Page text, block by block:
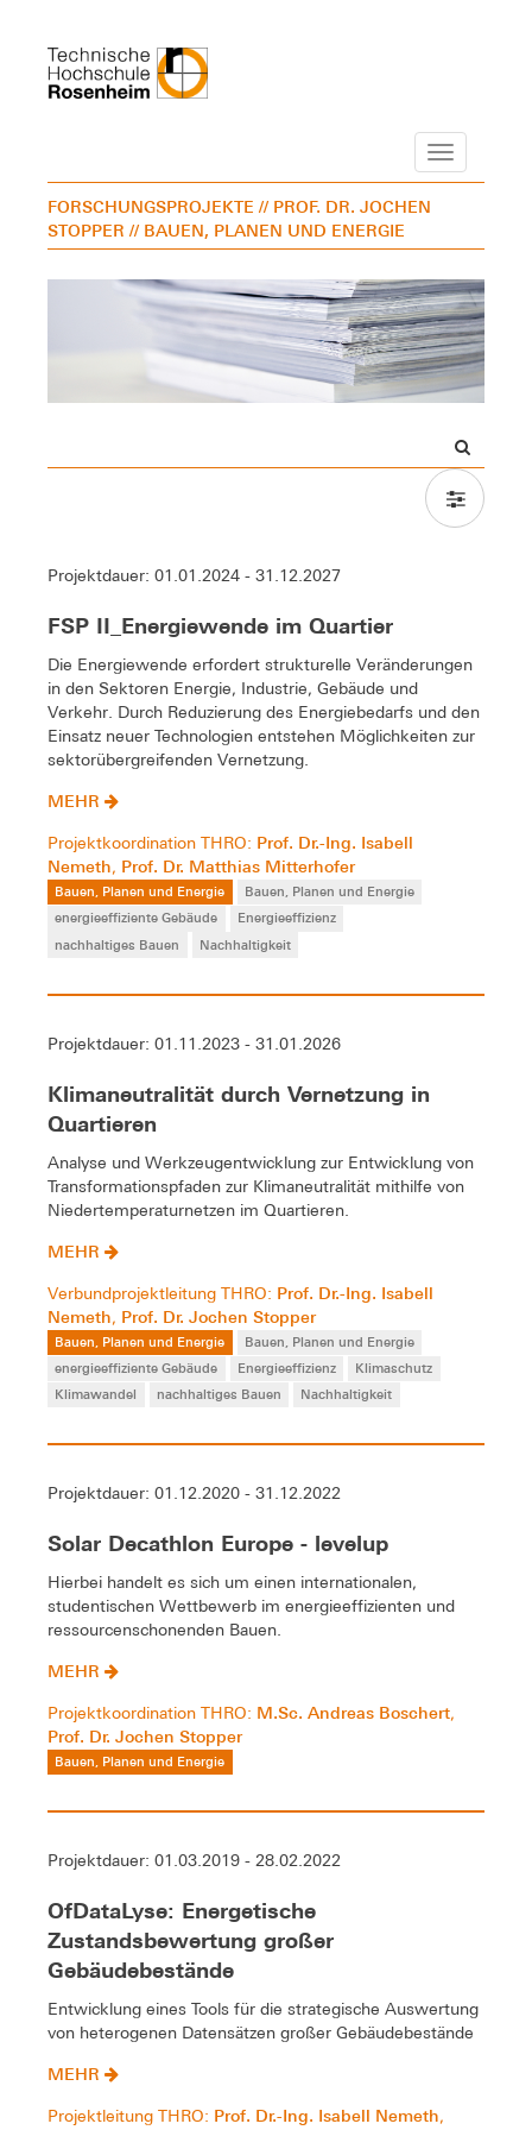
Navigation
FORSCHUNGSPROJEKTE // PROF. DR. JOCHEN
STOPPER // BAUEN, PLANEN UND ENERGIE
Projektdauer: 01.01.2024 - 31.12.2027
FSP II_Energiewende im Quartier
Die Energiewende erfordert strukturelle Veränderungen
in den Sektoren Energie, Industrie, Gebäude und
Verkehr. Durch Reduzierung des Energiebedarfs und den
Einsatz neuer Technologien entstehen Möglichkeiten zur
sektorübergreifenden Vernetzung.
MEHR
Projektkoordination THRO: Prof. Dr.-Ing. Isabell
Nemeth, Prof. Dr. Matthias Mitterhofer
Bauen, Planen und Energie
Bauen, Planen und Energie
energieeffiziente Gebäude
Energieeffizienz
nachhaltiges Bauen
Nachhaltigkeit
Projektdauer: 01.11.2023 - 31.01.2026
Klimaneutralität durch Vernetzung in
Quartieren
Analyse und Werkzeugentwicklung zur Entwicklung von
Transformationspfaden zur Klimaneutralität mithilfe von
Niedertemperaturnetzen im Quartieren.
MEHR
Verbundprojektleitung THRO: Prof. Dr.-Ing. Isabell
Nemeth, Prof. Dr. Jochen Stopper
Bauen, Planen und Energie
Bauen, Planen und Energie
energieeffiziente Gebäude
Energieeffizienz
Klimaschutz
Klimawandel
nachhaltiges Bauen Nachhaltigkeit
Projektdauer: 01.12.2020 - 31.12.2022
Solar Decathlon Europe - levelup
Hierbei handelt es sich um einen internationalen,
studentischen Wettbewerb im energieeffizienten und
ressourcenschonenden Bauen.
MEHR
Projektkoordination THRO: M.Sc. Andreas Boschert,
Prof. Dr. Jochen Stopper
Bauen, Planen und Energie
Projektdauer: 01.03.2019 - 28.02.2022
OfDataLyse: Energetische
Zustandsbewertung großer
Gebäudebestände
Entwicklung eines Tools für die strategische Auswertung
von heterogenen Datensätzen großer Gebäudebestände
MEHR
Projektleitung THRO: Prof. Dr.-Ing. Isabell Nemeth,